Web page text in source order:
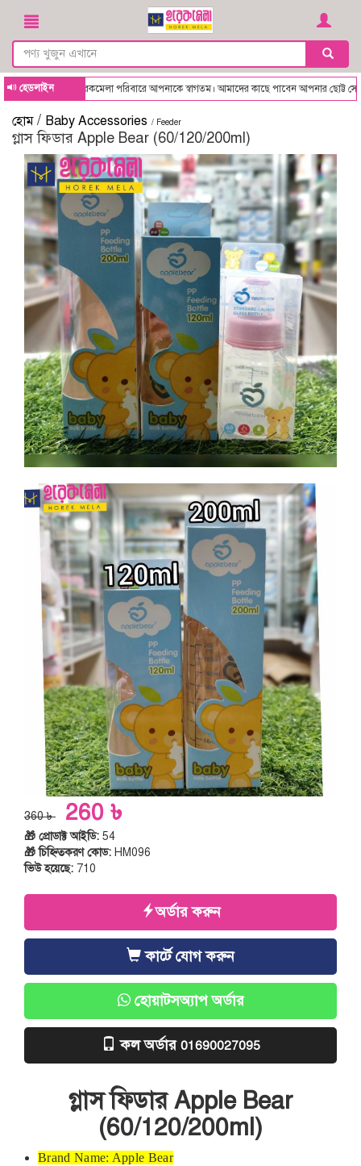
হেডলাইন
- হরেকমেলা পরিবারে আপনাকে স্বাগতম। আমাদের কাছে পাবেন আপনার ছোট্ট সোনামণির
হোম / Baby Accessories / Feeder
গ্লাস ফিডার Apple Bear (60/120/200ml)
360 ৳ 260 ৳
🎁 প্রোডাক্ট আইডি: 54
🎁 চিহ্নিতকরণ কোড: HM096
ভিউ হয়েছে: 710
অর্ডার করুন
কার্টে যোগ করুন
হোয়াটসঅ্যাপ অর্ডার
কল অর্ডার 01690027095
গ্লাস ফিডার Apple Bear
(60/120/200ml)
Brand Name: Apple Bear